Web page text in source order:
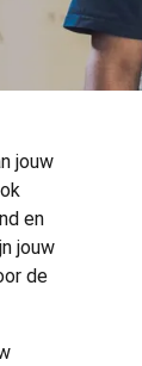
jouw
en
jouw
de